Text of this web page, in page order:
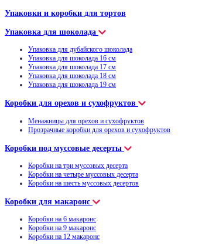
Упаковки и коробки для тортов
Упаковка для шоколада
Упаковка для дубайского шоколада
Упаковка для шоколада 16 см
Упаковка для шоколада 17 см
Упаковка для шоколада 18 см
Упаковка для шоколада 19 см
Коробки для орехов и сухофруктов
Менажницы для орехов и сухофруктов
Прозрачные коробки для орехов и сухофруктов
Коробки под муссовые десерты
Коробки на три муссовых десерта
Коробки на четыре муссовых десерта
Коробки на шесть муссовых десертов
Коробки для макаронс
Коробки на 6 макаронс
Коробки на 9 макаронс
Коробки на 12 макаронс